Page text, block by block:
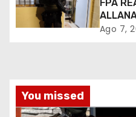
a
a
s
FPA
Ago 7,
You missed